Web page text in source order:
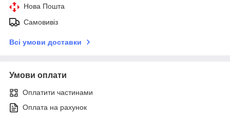
Нова Пошта
Самовивіз
Всі умови доставки
Умови оплати
Оплатити частинами
Оплата на рахунок